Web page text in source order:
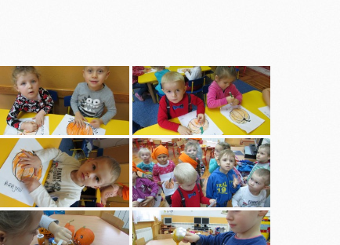
MAŁOLETNICH
Funduszu
Wniosek
rekrutacyjny
2023/2024
Godziny
konsultacyjne z
nauczycielami
WNIOSEK 2022/2023
Do Rodziców
Artykuły i Porady
dzień
Gimnastyka
Wprowadzanie litery
„B”
Mikołajki
Pierwszy dzień
jesieni
Dzień kropki
Pierwszy dzień
jesieni
Jesienny spacer
Dzień Dyni
Dzień jeża
Dzień kasztana
Zabawy
sensoryczne
Dzień chłopaka
Dzień przedszkolaka